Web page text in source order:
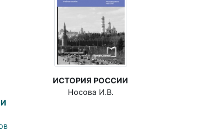
ИСТОРИЯ РОССИИ
Носова И.В.